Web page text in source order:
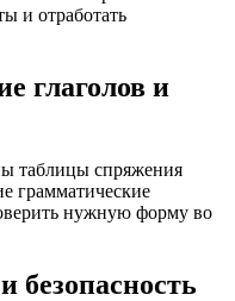
и отработать
глаголов и
таблицы спряжения
грамматические
нужную форму во
безопасность